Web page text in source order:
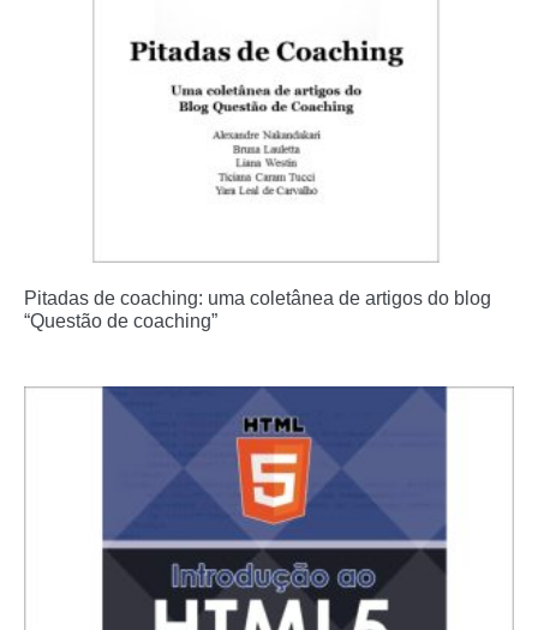
Pitadas de coaching: uma coletânea de artigos do blog
“Questão de coaching”